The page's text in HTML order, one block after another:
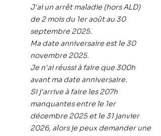
J'ai un arrêt maladie (hors ALD)
de 2 mois du 1er août au 30
septembre 2025.
Ma date anniversaire est le 30
novembre 2025.
Je n'ai réussi à faire que 300h
avant ma date anniversaire.
Si j'arrive à faire les 207h
manquantes entre le 1er
décembre 2025 et le 31 janvier
2026, alors je peux demander une